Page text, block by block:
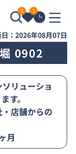
0 1
：2026年08月07日
0902
リューショ
す。
店舗からの
月